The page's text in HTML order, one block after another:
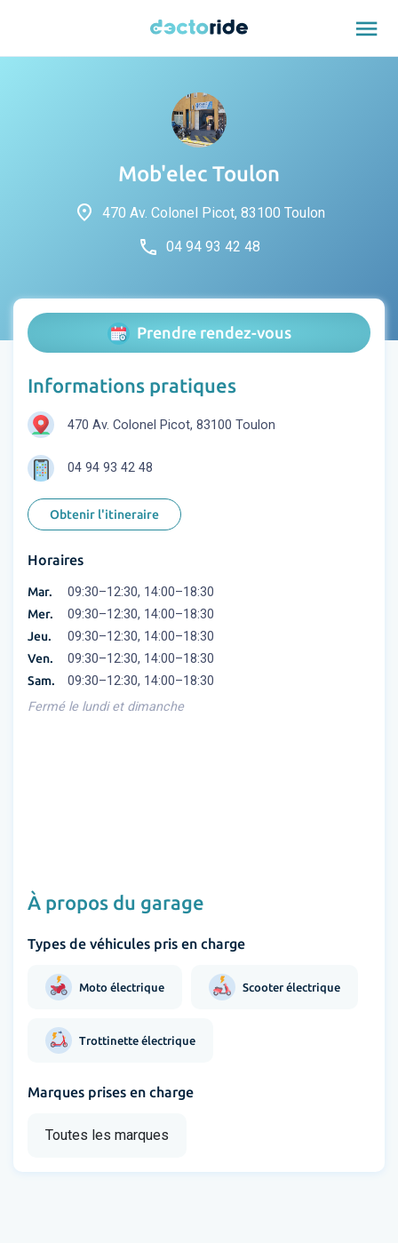
menu
Mob'elec Toulon
place 470 Av. Colonel Picot, 83100 Toulon
phone 04 94 93 42 48
Prendre rendez-vous
Informations pratiques
470 Av. Colonel Picot, 83100 Toulon
04 94 93 42 48
Obtenir l'itineraire
Horaires
Mar. 09:30–12:30, 14:00–18:30
Mer. 09:30–12:30, 14:00–18:30
Jeu. 09:30–12:30, 14:00–18:30
Ven. 09:30–12:30, 14:00–18:30
Sam.
09:30–12:30, 14:00–18:30
Fermé le lundi et dimanche
À propos du garage
Types de véhicules pris en charge
Moto électrique Scooter électrique
Trottinette électrique
Marques prises en charge
Toutes les marques